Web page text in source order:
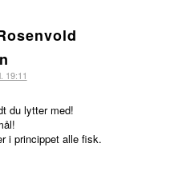
19:11
du lytter med!
i princippet alle fisk.